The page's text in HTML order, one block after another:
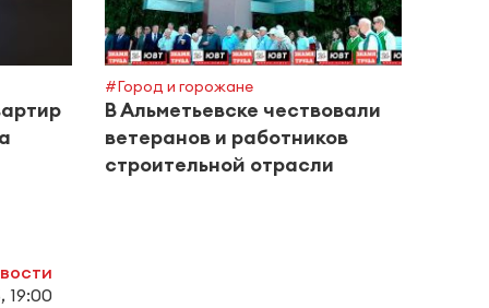
#Город и горожане
В Альметьевске чествовали
ветеранов и работников
строительной отрасли
19:00